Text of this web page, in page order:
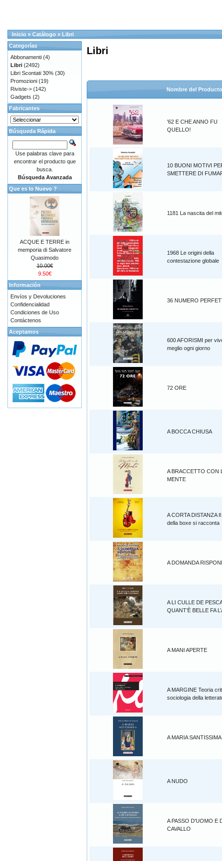
Inicio » Catálogo » Libri
Libri
Nombre del
'62 E CHE ANNO FU
QUELLO!
10 BUONI MOTIVI
SMETTERE DI
1181 La nascita del
1968 Le origini della
contestazione globale
36 NUMERO
600 AFORISMI per
meglio ogni giorno
72 ORE
A BOCCA CHIUSA
A BRACCETTO CON
MENTE
A CORTA DISTANZA
della boxe si racconta
A DOMANDA
A LI CULLE DE
QUANT’È BELLE FA
A MANI APERTE
A MARGINE Teoria
sociologia della
A MARIA SANTISSIMA
A NUDO
A PASSO D'UOMO E
CAVALLO
Categorías
Abbonamenti (4)
Libri (2492)
Libri Scontati 30% (30)
Promozioni (19)
Riviste-> (142)
Gadgets (2)
Fabricantes
Búsqueda Rápida
Use palabras clave para
encontrar el producto que
busca.
Búsqueda Avanzada
Que es lo Nuevo ?
ACQUE E TERRE in
memporia di Salvatore
Quasimodo
10.00€
9.50€
Información
Envíos y Devoluciones
Confidencialidad
Condiciones de Uso
Contáctenos
Aceptamos